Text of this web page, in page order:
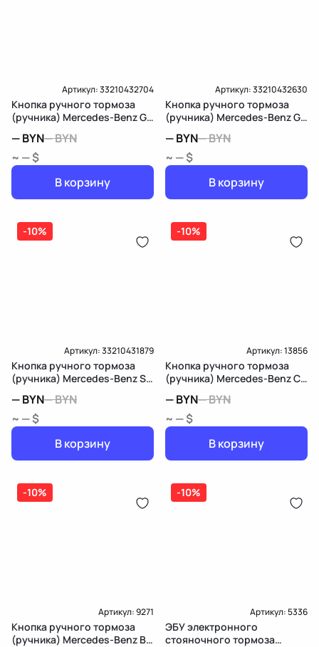
Артикул:33210432704
Кнопка ручного тормоза
(ручника) Mercedes-Benz GL
—BYN—BYN
~ — $
В корзину
Артикул:33210432630
Кнопка ручного тормоза
(ручника) Mercedes-Benz GL
—BYN—BYN
~ — $
В корзину
-10%
Артикул:33210431879
Кнопка ручного тормоза
(ручника) Mercedes-Benz S
—BYN—BYN
~ — $
В корзину
-10%
Артикул:13856
Кнопка ручного тормоза
(ручника) Mercedes-Benz C
—BYN—BYN
~ — $
В корзину
-10%
Артикул:9271
Кнопка ручного тормоза
(ручника) Mercedes-Benz B
-10%
Артикул:5336
ЭБУ электронного
стояночного тормоза